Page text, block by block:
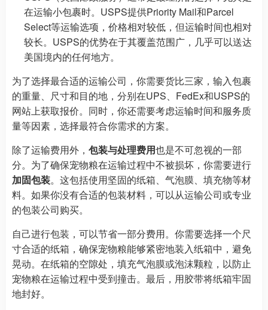
在运输小包裹时。USPS提供Priority Mail和Parcel
Select等运输选项，价格相对较低，但运输时间也相对
较长。USPS的优势在于其覆盖范围广，几乎可以送达
美国境内的任何地方。
为了选择最合适的运输公司，你需要货比三家，输入包裹
的重量、尺寸和目的地，分别在UPS、FedEx和USPS的
网站上获取报价。同时，你还需要考虑运输时间和服务质
量等因素，选择最符合你需求的方案。
除了运输费用外， 包装与处理费用也是不可忽视的一部
分。为了确保宠物粮在运输过程中不被损坏，你需要进行
加固包装。这包括使用坚固的纸箱、气泡膜、填充物等材
料。如果你没有合适的包装材料，可以从运输公司或专业
的包装公司购买。
自己进行包装，可以节省一部分费用。你需要选择一个尺
寸合适的纸箱，确保宠物粮能够紧密地装入纸箱中，避免
晃动。在纸箱的空隙处，填充气泡膜或泡沫颗粒，以防止
宠物粮在运输过程中受到撞击。最后，用胶带将纸箱牢固
地封好。